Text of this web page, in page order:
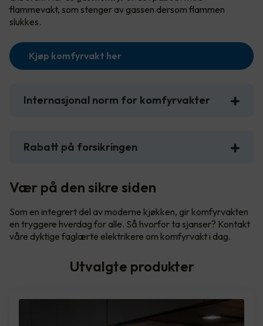
flammevakt, som stenger av gassen dersom flammen
slukkes.
Kjøp komfyrvakt her
Internasjonal norm for komfyrvakter
Rabatt på forsikringen
Vær på den sikre siden
Som en integrert del av moderne kjøkken, gir komfyrvakten
en tryggere hverdag for alle. Så hvorfor ta sjanser? Kontakt
våre dyktige faglærte elektrikere om komfyrvakt i dag.
Utvalgte produkter